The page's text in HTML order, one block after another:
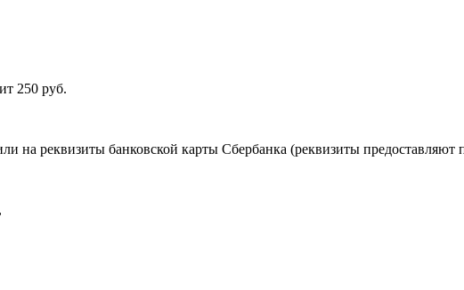
250 руб.
на реквизиты банковской карты Сбербанка (реквизиты предоставляют